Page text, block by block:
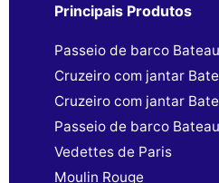
Principais Produtos
Passeio de barco
Cruzeiro com jantar
Cruzeiro com jantar
Passeio de barco
Vedettes de Paris
Moulin Rouge